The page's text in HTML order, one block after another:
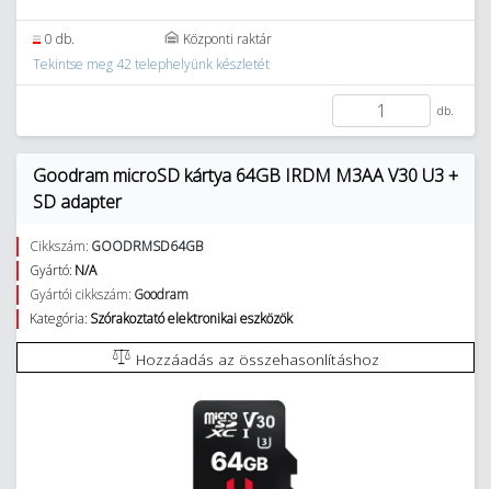
0 db.
Központi raktár
Tekintse meg 42 telephelyünk készletét
db.
Goodram microSD kártya 64GB IRDM M3AA V30 U3 +
SD adapter
Cikkszám: GOODRMSD64GB
Gyártó: N/A
Gyártói cikkszám: Goodram
Kategória: Szórakoztató elektronikai eszközök
Hozzáadás az összehasonlításhoz